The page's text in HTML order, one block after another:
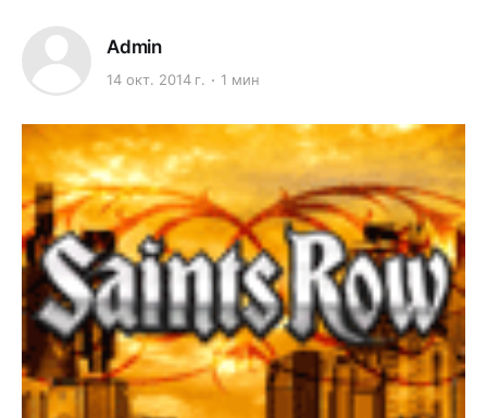
Admin
14 окт. 2014 г. 1 мин